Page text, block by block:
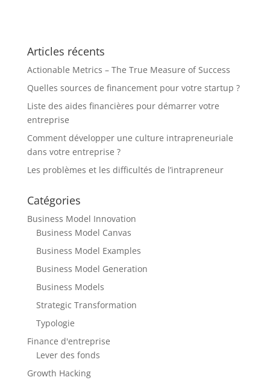
Articles récents
Actionable Metrics – The True Measure of Success
Quelles sources de financement pour votre startup ?
Liste des aides financières pour démarrer votre
entreprise
Comment développer une culture intrapreneuriale
dans votre entreprise ?
Les problèmes et les difficultés de l’intrapreneur
Catégories
Business Model Innovation
Business Model Canvas
Business Model Examples
Business Model Generation
Business Models
Strategic Transformation
Typologie
Finance d'entreprise
Lever des fonds
Growth Hacking